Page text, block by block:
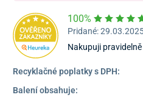
100%
Pridané:
Nakupuji
Recyklačné poplatky s DPH:
Balení obsahuje: